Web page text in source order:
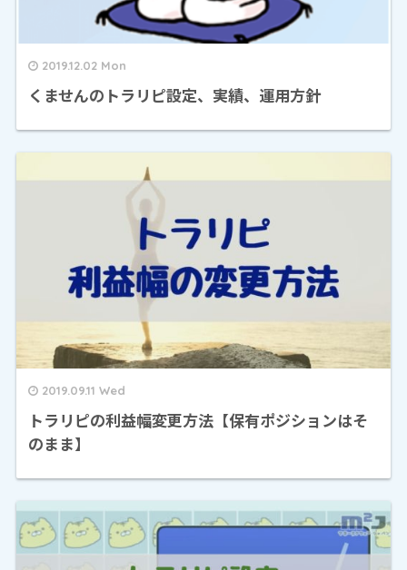
2019.12.02 Mon
くませんのトラリピ設定、実績、運用方針
2019.09.11 Wed
トラリピの利益幅変更方法【保有ポジションはそ
のまま】